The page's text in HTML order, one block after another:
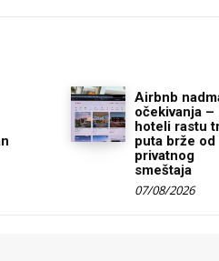
Airbnb
očekivanja –
hoteli rastu
puta brže od
privatnog
smeštaja
07/08/2026